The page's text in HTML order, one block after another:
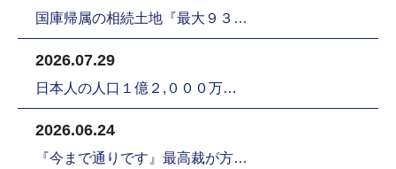
国庫帰属の相続土地『最大９３…
2026.07.29
日本人の人口１億２,０００万…
2026.06.24
『今まで通りです』最高裁が方…